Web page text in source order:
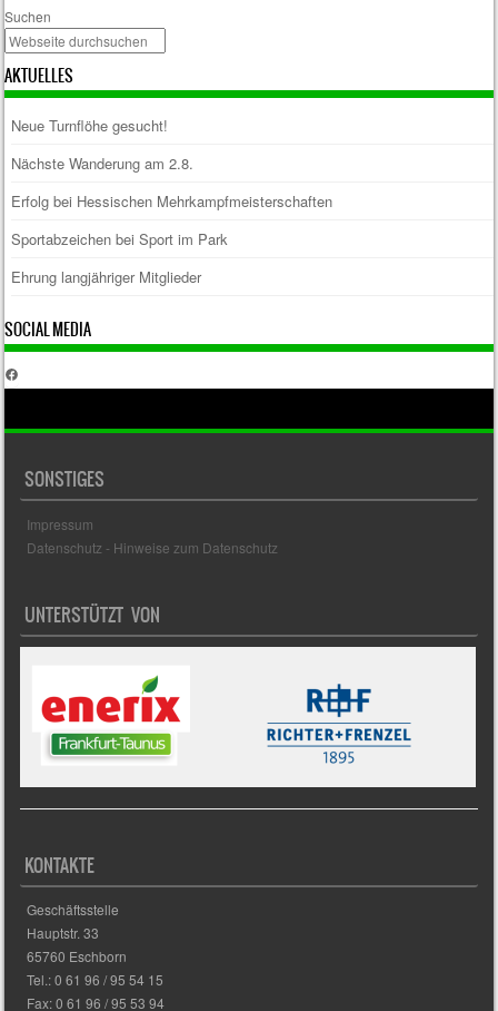
Suchen
AKTUELLES
Neue Turnflöhe gesucht!
Nächste Wanderung am 2.8.
Erfolg bei Hessischen Mehrkampfmeisterschaften
Sportabzeichen bei Sport im Park
Ehrung langjähriger Mitglieder
SOCIAL MEDIA
Facebook
SONSTIGES
Impressum
Datenschutz - Hinweise zum Datenschutz
UNTERSTÜTZT VON
KONTAKTE
Geschäftsstelle
Hauptstr. 33
65760 Eschborn
Tel.: 0 61 96 / 95 54 15
Fax: 0 61 96 / 95 53 94